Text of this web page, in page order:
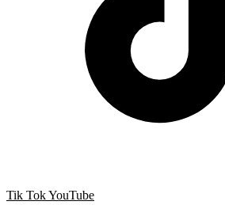
Tik TokYouTube